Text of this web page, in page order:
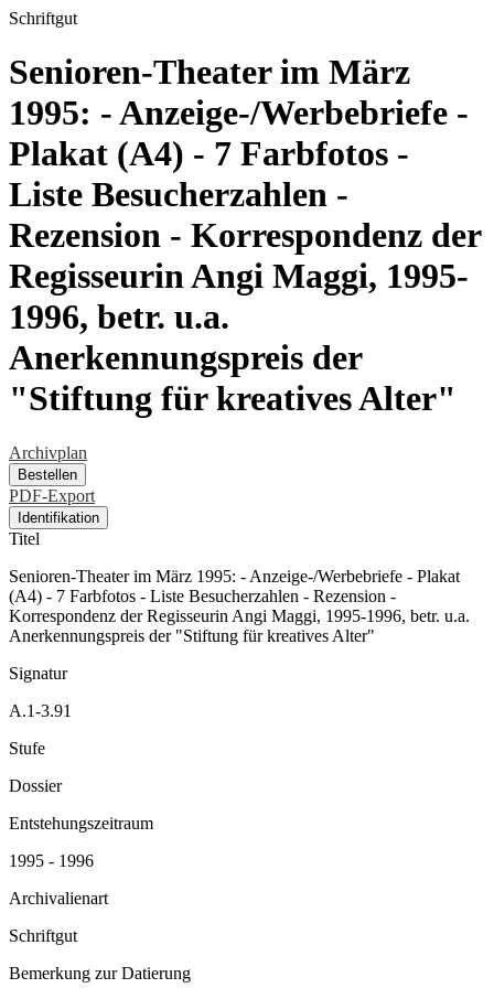
Schriftgut
Senioren-Theater im März
1995: - Anzeige-/Werbebriefe -
Plakat (A4) - 7 Farbfotos -
Liste Besucherzahlen -
Rezension - Korrespondenz der
Regisseurin Angi Maggi, 1995-
1996, betr. u.a.
Anerkennungspreis der
"Stiftung für kreatives Alter"
Archivplan
Bestellen
PDF-Export
Identifikation
Titel
Senioren-Theater im März 1995: - Anzeige-/Werbebriefe - Plakat
(A4) - 7 Farbfotos - Liste Besucherzahlen - Rezension -
Korrespondenz der Regisseurin Angi Maggi, 1995-1996, betr. u.a.
Anerkennungspreis der "Stiftung für kreatives Alter"
Signatur
A.1-3.91
Stufe
Dossier
Entstehungszeitraum
1995 - 1996
Archivalienart
Schriftgut
Bemerkung zur Datierung